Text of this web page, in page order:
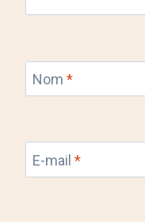
Nom *
E-mail *